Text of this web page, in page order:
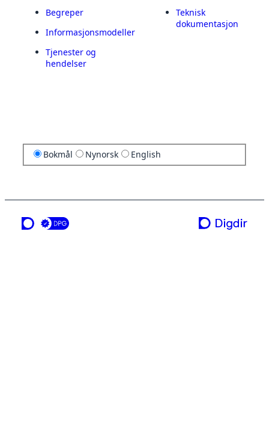
Begreper
Informasjonsmodeller
Tjenester og
hendelser
Teknisk
dokumentasjon
Bokmål Nynorsk English